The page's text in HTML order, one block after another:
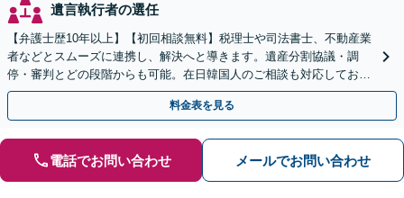
遺言執行者の選任
【弁護士歴10年以上】【初回相談無料】税理士や司法書士、不動産業
者などとスムーズに連携し、解決へと導きます。遺産分割協議・調
停・審判とどの段階からも可能。在日韓国人のご相談も対応しており
ます【休日・夜間相談可】【京都市役所前駅5分】
料金表を見る
電話でお問い合わせ メールでお問い合わせ